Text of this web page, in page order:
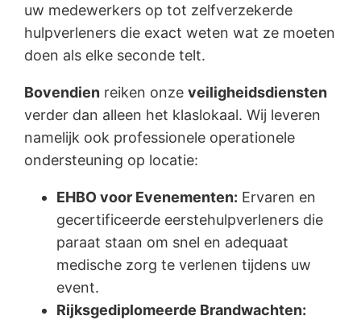
uw medewerkers op tot zelfverzekerde
hulpverleners die exact weten wat ze moeten
doen als elke seconde telt.
Bovendien reiken onzeveiligheidsdiensten
verder dan alleen het klaslokaal. Wij leveren
namelijk ook professionele operationele
ondersteuning op locatie:
EHBO voor Evenementen: Ervaren en
gecertificeerde eerstehulpverleners die
paraat staan om snel en adequaat
medische zorg te verlenen tijdens uw
event.
Rijksgediplomeerde Brandwachten: